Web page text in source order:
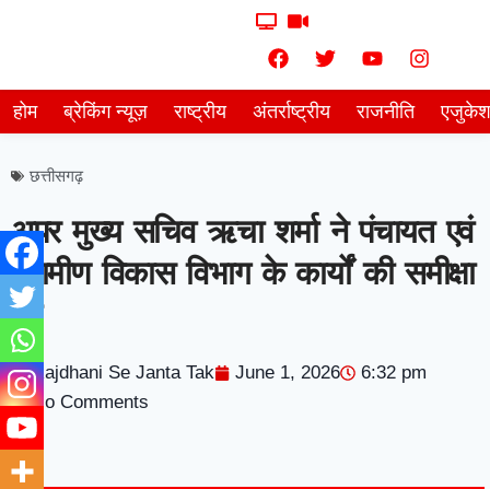
होम ब्रेकिंग न्यूज़ राष्ट्रीय अंतर्राष्ट्रीय राजनीति
छत्तीसगढ़
अपर मुख्य सचिव ऋचा शर्मा ने पंचायत एवं
ग्रामीण विकास विभाग के कार्यों की समीक्षा
की
Rajdhani Se Janta Tak June 1, 2026
6:32 pm
No Comments